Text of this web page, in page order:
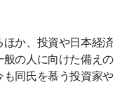
か、投資や日本経済
の人に向けた備えの
同氏を慕う投資家や